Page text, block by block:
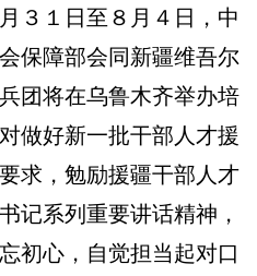
３１日至８月４日，中
保障部会同新疆维吾尔
团将在乌鲁木齐举办培
做好新一批干部人才援
求，勉励援疆干部人才
记系列重要讲话精神，
初心，自觉担当起对口